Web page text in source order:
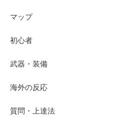
マップ
初心者
武器・装備
海外の反応
質問・上達法